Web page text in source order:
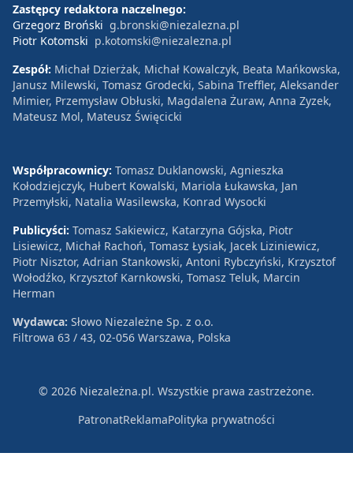
Zastępcy redaktora naczelnego:
Grzegorz Broński g.bronski@niezalezna.pl
Piotr Kotomski p.kotomski@niezalezna.pl
Zespół: Michał Dzierżak, Michał Kowalczyk, Beata Mańkowska,
Janusz Milewski, Tomasz Grodecki, Sabina Treffler, Aleksander
Mimier, Przemysław Obłuski, Magdalena Żuraw, Anna Zyzek,
Mateusz Mol, Mateusz Święcicki
Współpracownicy: Tomasz Duklanowski, Agnieszka
Kołodziejczyk, Hubert Kowalski, Mariola Łukawska, Jan
Przemyłski, Natalia Wasilewska, Konrad Wysocki
Publicyści: Tomasz Sakiewicz, Katarzyna Gójska, Piotr
Lisiewicz, Michał Rachoń, Tomasz Łysiak, Jacek Liziniewicz,
Piotr Nisztor, Adrian Stankowski, Antoni Rybczyński, Krzysztof
Wołodźko, Krzysztof Karnkowski, Tomasz Teluk, Marcin
Herman
Wydawca: Słowo Niezależne Sp. z o.o.
Filtrowa 63 / 43, 02-056 Warszawa, Polska
© 2026 Niezależna.pl. Wszystkie prawa zastrzeżone.
PatronatReklamaPolityka prywatności